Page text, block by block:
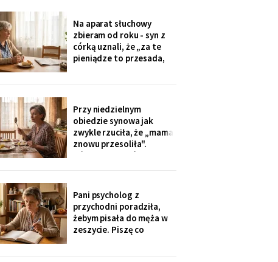
czegoś mniejszego".
Niczego nie szukam. Nic
nie sprzedaję.
Na aparat słuchowy
zbieram od roku - syn z
córką uznali, że „za te
pieniądze to przesada,
swobodnie, bo mama i
tak nie słyszy. Słyszę
więcej, niż myślą. W
niedzielę usłyszałam, co
planują z moim
Przy niedzielnym
obiedzie synowa jak
zwykle rzuciła, że „mama
znowu przesoliła".
Ośmioletni Staś odłożył
nie mówi, że mama coś
zrobiła źle". Zrobiło się
bardzo cicho.
Pani psycholog z
przychodni poradziła,
żebym pisała do męża w
zeszycie. Piszę co